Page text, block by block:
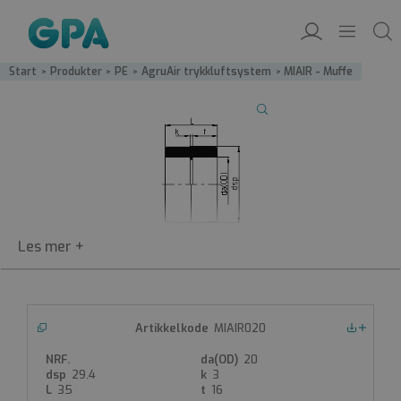
Start / Produkter / PE / AgruAir trykkluftsystem / MIAIR - Muffe
MIAIR
PE100-blue muffe
PE100-blue muffe
MIAIR020
20
29.4
3
35
16